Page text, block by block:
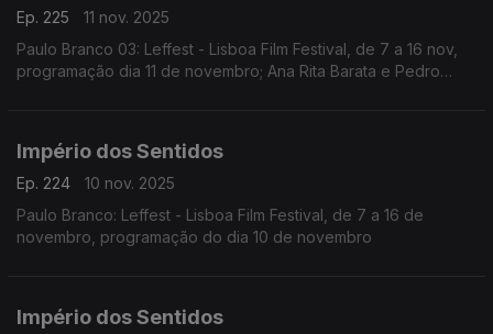
Ep. 225
11 nov. 2025
Paulo Branco 03: Leffest - Lisboa Film Festival, de 7 a 16 nov,
programação dia 11 de novembro; Ana Rita Barata e Pedro
Império dos Sentidos
Ep. 224
10 nov. 2025
Paulo Branco: Leffest - Lisboa Film Festival, de 7 a 16 de
novembro, programação do dia 10 de novembro
Império dos Sentidos